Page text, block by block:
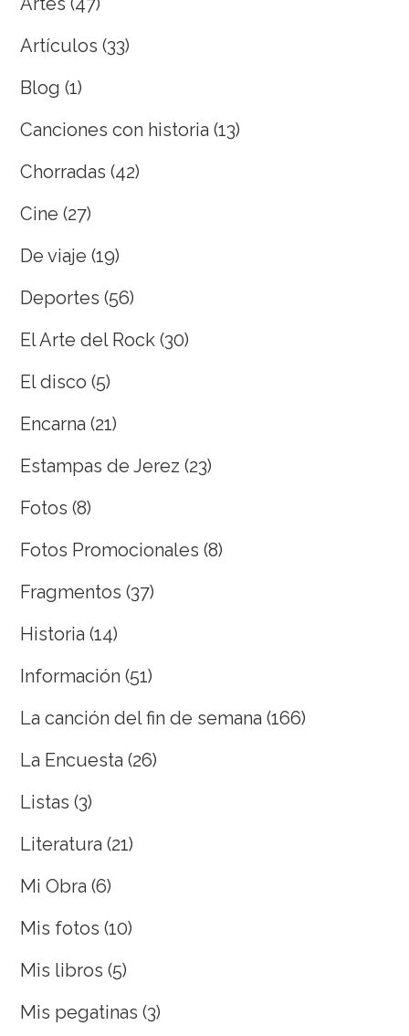
Artículos (33)
Blog (1)
Canciones con historia (13)
Chorradas (42)
Cine (27)
De viaje (19)
Deportes (56)
El Arte del Rock (30)
El disco (5)
Encarna (21)
Estampas de Jerez (23)
Fotos (8)
Fotos Promocionales (8)
Fragmentos (37)
Historia (14)
Información (51)
La canción del fin de semana (166)
La Encuesta (26)
Listas (3)
Literatura (21)
Mi Obra (6)
Mis fotos (10)
Mis libros (5)
Mis pegatinas (3)